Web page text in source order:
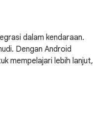
dalam kendaraan.
Dengan Android
mempelajari lebih lanjut,